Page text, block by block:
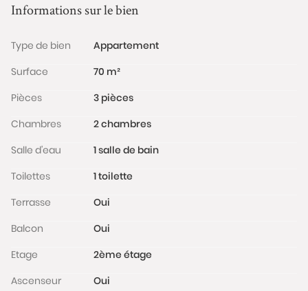
exposé sont disponibles sur le site Géorisques :
Informations sur le bien
Type de bien
Appartement
Surface
70 m²
Pièces
3 pièces
Chambres
2 chambres
Salle d'eau
1 salle de bain
Toilettes
1 toilette
Terrasse
Oui
Balcon
Oui
Etage
2ème étage
Ascenseur
Oui